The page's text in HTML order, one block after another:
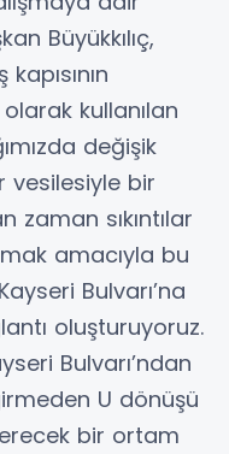
Büyükkılıç,
kullanılan
değişik
vesilesiyle bir
sıkıntılar
amacıyla bu
Bulvarı’na
oluşturuyoruz.
Bulvarı’ndan
U dönüşü
bir ortam